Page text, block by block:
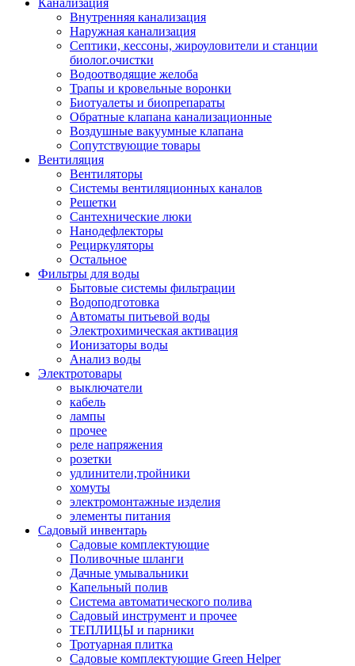
Канализация
Внутренняя канализация
Наружная канализация
Септики, кессоны, жироуловители и станции
биолог.очистки
Водоотводящие желоба
Трапы и кровельные воронки
Биотуалеты и биопрепараты
Обратные клапана канализационные
Воздушные вакуумные клапана
Сопутствующие товары
Вентиляция
Вентиляторы
Системы вентиляционных каналов
Решетки
Сантехнические люки
Нанодефлекторы
Рециркуляторы
Остальное
Фильтры для воды
Бытовые системы фильтрации
Водоподготовка
Автоматы питьевой воды
Электрохимическая активация
Ионизаторы воды
Анализ воды
Электротовары
выключатели
кабель
лампы
прочее
реле напряжения
розетки
удлинители,тройники
хомуты
электромонтажные изделия
элементы питания
Садовый инвентарь
Садовые комплектующие
Поливочные шланги
Дачные умывальники
Капельный полив
Система автоматического полива
Садовый инструмент и прочее
ТЕПЛИЦЫ и парники
Тротуарная плитка
Садовые комплектующие Green Helper